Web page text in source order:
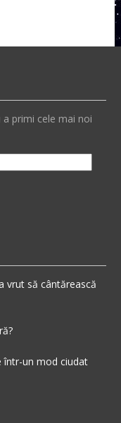
primi cele mai noi
vrut să cântărească
într-un mod ciudat